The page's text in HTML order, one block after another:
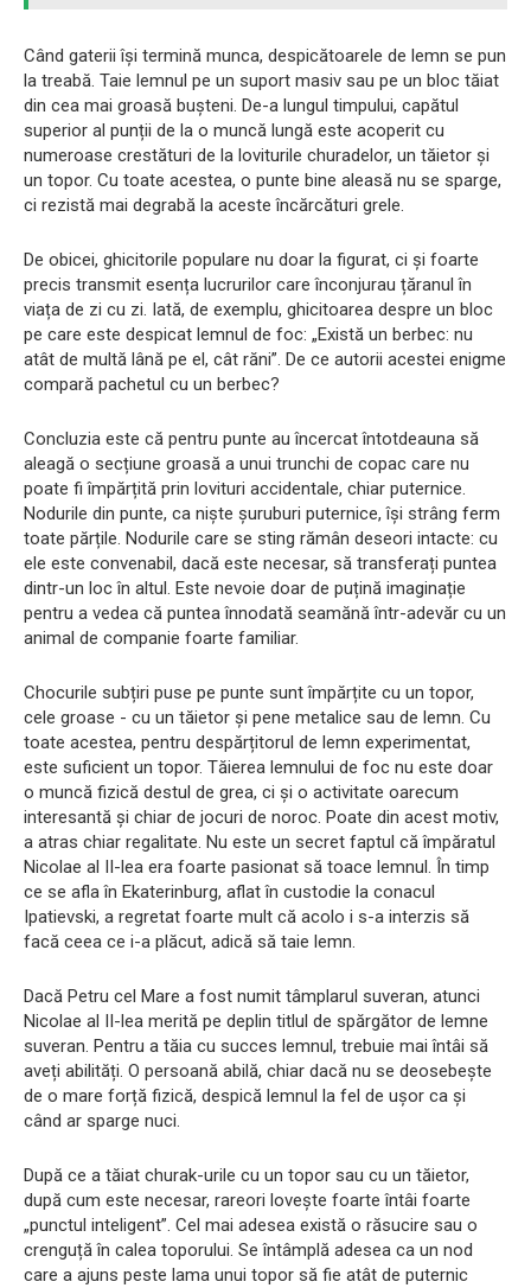
Când gaterii își termină munca, despicătoarele de lemn se pun
la treabă. Taie lemnul pe un suport masiv sau pe un bloc tăiat
din cea mai groasă bușteni. De-a lungul timpului, capătul
superior al punții de la o muncă lungă este acoperit cu
numeroase crestături de la loviturile churadelor, un tăietor și
un topor. Cu toate acestea, o punte bine aleasă nu se sparge,
ci rezistă mai degrabă la aceste încărcături grele.
De obicei, ghicitorile populare nu doar la figurat, ci și foarte
precis transmit esența lucrurilor care înconjurau țăranul în
viața de zi cu zi. Iată, de exemplu, ghicitoarea despre un bloc
pe care este despicat lemnul de foc: „Există un berbec: nu
atât de multă lână pe el, cât răni”. De ce autorii acestei enigme
compară pachetul cu un berbec?
Concluzia este că pentru punte au încercat întotdeauna să
aleagă o secțiune groasă a unui trunchi de copac care nu
poate fi împărțită prin lovituri accidentale, chiar puternice.
Nodurile din punte, ca niște șuruburi puternice, își strâng ferm
toate părțile. Nodurile care se sting rămân deseori intacte: cu
ele este convenabil, dacă este necesar, să transferați puntea
dintr-un loc în altul. Este nevoie doar de puțină imaginație
pentru a vedea că puntea înnodată seamănă într-adevăr cu un
animal de companie foarte familiar.
Chocurile subțiri puse pe punte sunt împărțite cu un topor,
cele groase - cu un tăietor și pene metalice sau de lemn. Cu
toate acestea, pentru despărțitorul de lemn experimentat,
este suficient un topor. Tăierea lemnului de foc nu este doar
o muncă fizică destul de grea, ci și o activitate oarecum
interesantă și chiar de jocuri de noroc. Poate din acest motiv,
a atras chiar regalitate. Nu este un secret faptul că împăratul
Nicolae al II-lea era foarte pasionat să toace lemnul. În timp
ce se afla în Ekaterinburg, aflat în custodie la conacul
Ipatievski, a regretat foarte mult că acolo i s-a interzis să
facă ceea ce i-a plăcut, adică să taie lemn.
Dacă Petru cel Mare a fost numit tâmplarul suveran, atunci
Nicolae al II-lea merită pe deplin titlul de spărgător de lemne
suveran. Pentru a tăia cu succes lemnul, trebuie mai întâi să
aveți abilități. O persoană abilă, chiar dacă nu se deosebește
de o mare forță fizică, despică lemnul la fel de ușor ca și
când ar sparge nuci.
După ce a tăiat churak-urile cu un topor sau cu un tăietor,
după cum este necesar, rareori lovește foarte întâi foarte
„punctul inteligent”. Cel mai adesea există o răsucire sau o
crenguță în calea toporului. Se întâmplă adesea ca un nod
care a ajuns peste lama unui topor să fie atât de puternic